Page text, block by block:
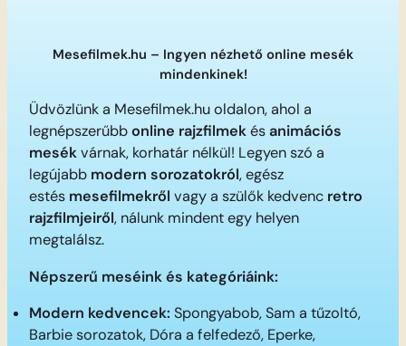
Mesefilmek.hu – Ingyen nézhető online mesék
mindenkinek!
Üdvözlünk a Mesefilmek.hu oldalon, ahol a
legnépszerűbbonline rajzfilmekésanimációs
mesékvárnak, korhatár nélkül! Legyen szó a
legújabb modern sorozatokról, egész
estés mesefilmekről vagy a szülők kedvenc retro
rajzfilmjeiről, nálunk mindent egy helyen
megtalálsz.
Népszerű meséink és kategóriáink:
Modern kedvencek: Spongyabob, Sam a tűzoltó,
Barbie sorozatok, Dóra a felfedező, Eperke,